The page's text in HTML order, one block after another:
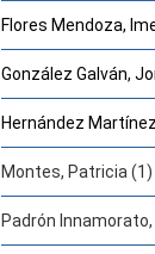
Flores Mendoza,
González Galván,
Hernández
Montes, Patricia (1)
Padrón